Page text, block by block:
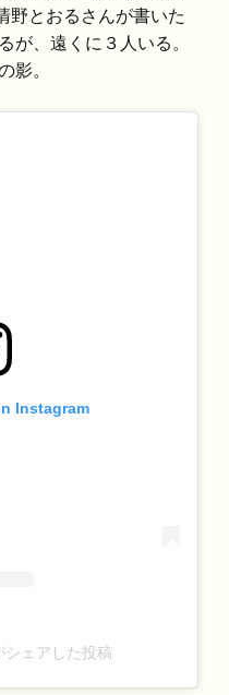
野とおるさんが書いた
が、遠くに３人いる。
影。
Instagram
ェアした投稿